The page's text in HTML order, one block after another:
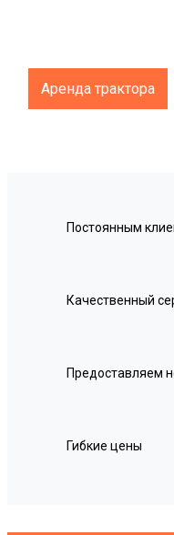
Аренда трактора
Постоянным
Качественный
Предоставляем
Гибкие цены